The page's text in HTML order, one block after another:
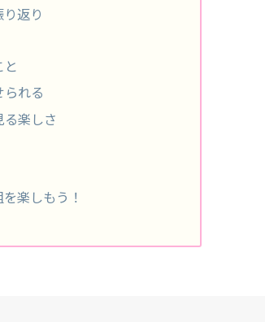
返り
と
れる
楽しさ
楽しもう！